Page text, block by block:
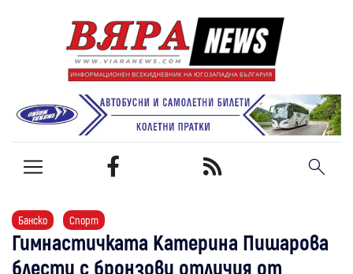
Банско Спорт
Гимнастичката Катерина Пишарова
блести с бронзови отличия от